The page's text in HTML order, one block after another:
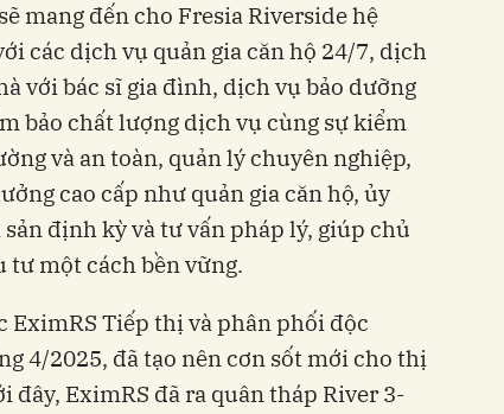
mang đến cho Fresia Riverside hệ
các dịch vụ quản gia căn hộ 24/7, dịch
với bác sĩ gia đình, dịch vụ bảo dưỡng
bảo chất lượng dịch vụ cùng sự kiểm
và an toàn, quản lý chuyên nghiệp,
cao cấp như quản gia căn hộ, ủy
định kỳ và tư vấn pháp lý, giúp chủ
tư một cách bền vững.
EximRS Tiếp thị và phân phối độc
4/2025, đã tạo nên cơn sốt mới cho thị
đây, EximRS đã ra quân tháp River 3-